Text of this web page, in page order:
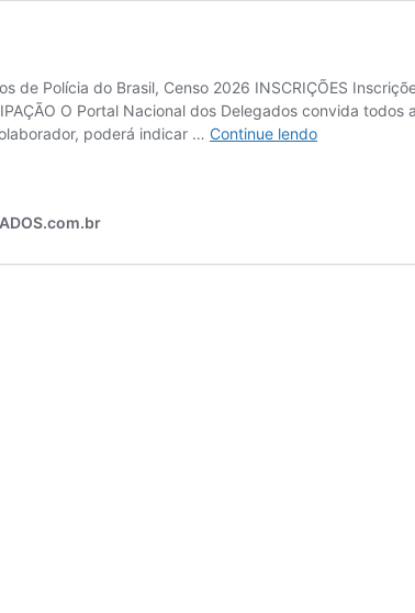
de Polícia do Brasil, Censo 2026 INSCRIÇÕES
O Portal Nacional dos Delegados convida
poderá indicar … Continue lendoMelhores